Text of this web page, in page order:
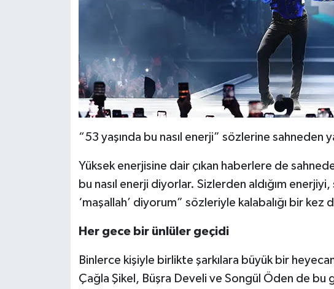
“53 yaşında bu nasıl enerji” sözlerine sahneden
Yüksek enerjisine dair çıkan haberlere de
bu nasıl enerji diyorlar. Sizlerden aldığım
‘maşallah’ diyorum” sözleriyle kalabalığı bir kez
Her gece bir ünlüler geçidi
Binlerce kişiyle birlikte şarkılara büyük bir
Çağla Şikel, Büşra Develi ve Songül Öden de bu